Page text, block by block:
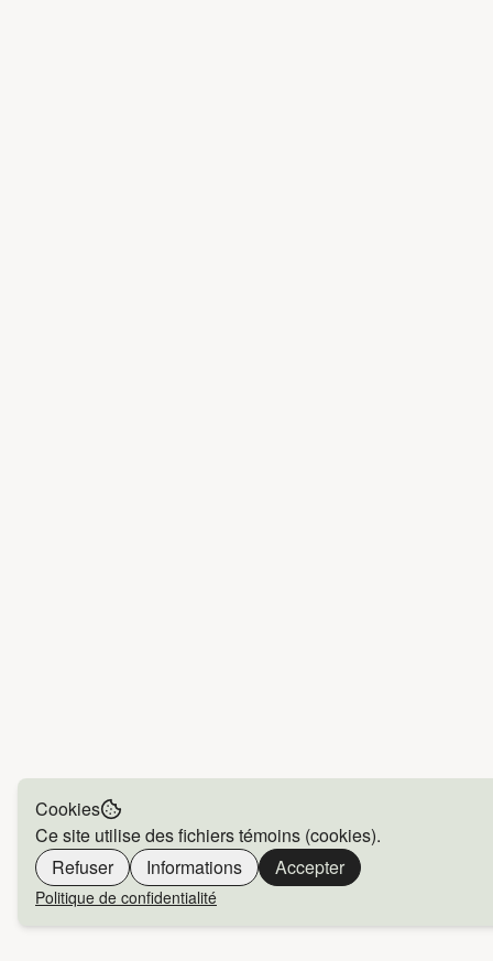
Cookies
Ce site utilise des fichiers témoins (cookies).
Refuser
Informations Accepter
Politique de confidentialité